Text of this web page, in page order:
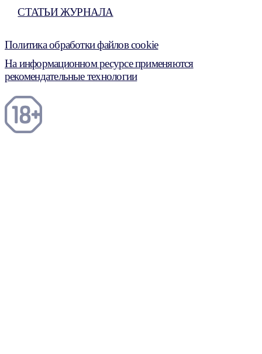
СТАТЬИ ЖУРНАЛА
Политика обработки файлов cookie
На информационном ресурсе применяются
рекомендательные технологии